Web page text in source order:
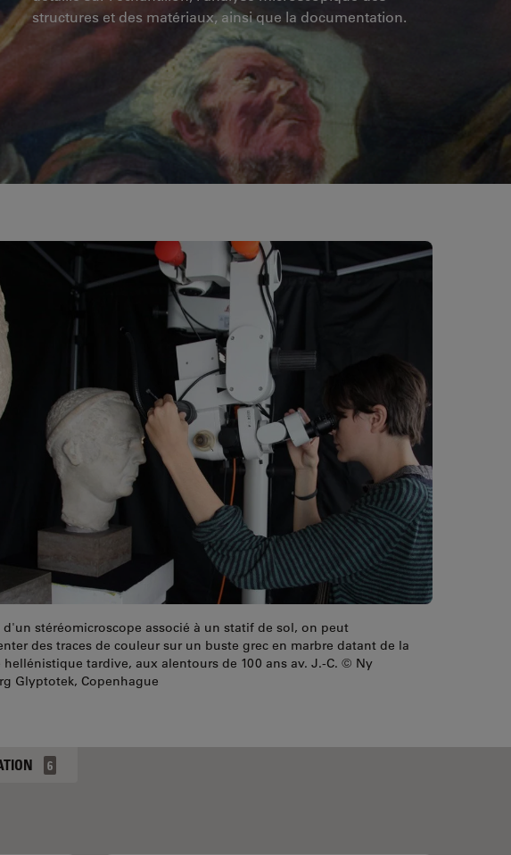
structures et des matériaux, ainsi que la documentation.
stéréomicroscope associé à un statif de sol, on peut
des traces de couleur sur un buste grec en marbre datant de la
hellénistique tardive, aux alentours de 100 ans av. J.-C. © Ny
Glyptotek, Copenhague
6